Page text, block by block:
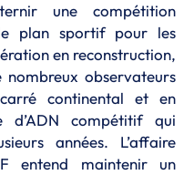
une compétition
plan sportif pour les
en reconstruction,
observateurs
continental et en
d’ADN compétitif qui
années. L’affaire
entend maintenir un